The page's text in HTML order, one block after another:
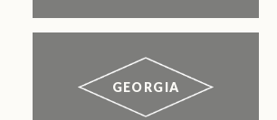
GEORGIA